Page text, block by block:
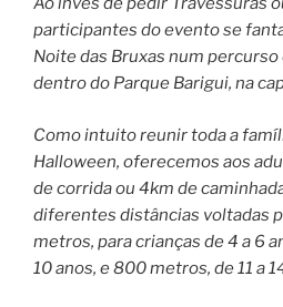
participantes do evento se
Noite das Bruxas num
dentro do Parque Barigui, na
Como intuito reunir toda a
Halloween, oferecemos aos
de corrida ou 4km de
diferentes distâncias voltadas
metros, para crianças de 4 a 6
10 anos, e 800 metros, de 11 a